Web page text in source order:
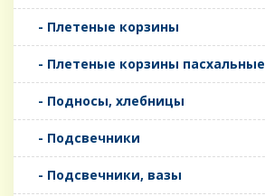
- Плетеные корзины
- Плетеные корзины пасхальные
- Подносы, хлебницы
- Подсвечники
- Подсвечники, вазы